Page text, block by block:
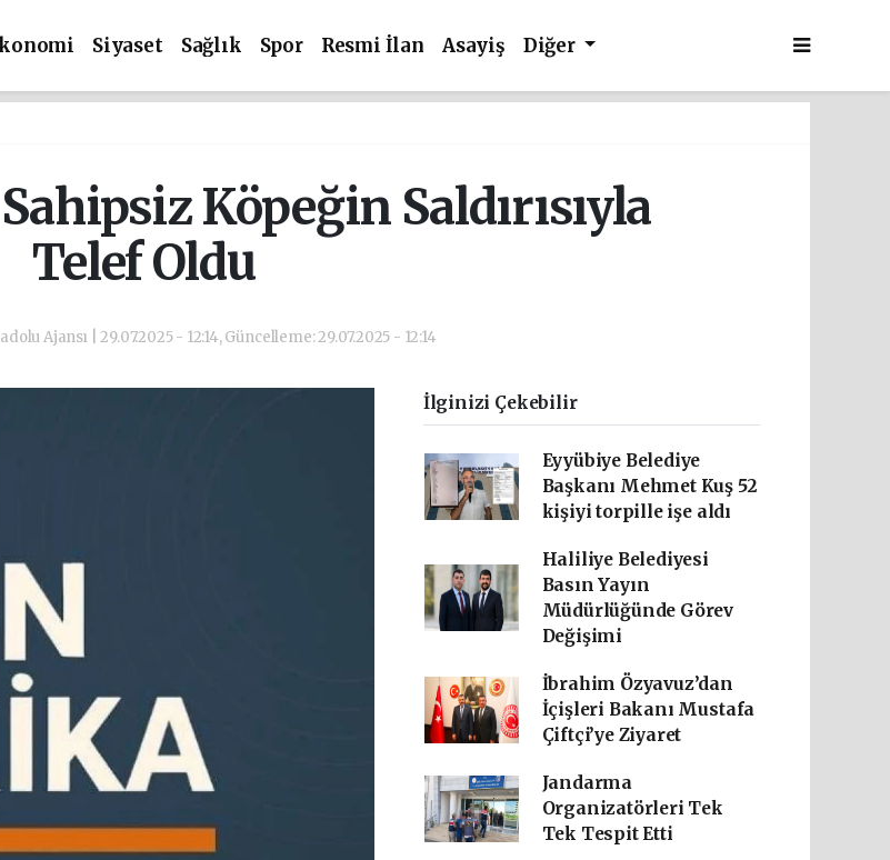
Siyaset Sağlık Spor Resmi İlan Asayiş Diğer
Köpeğin Saldırısıyla
Telef Oldu
Ajansı | 29.07.2025 - 12:14, Güncelleme: 29.07.2025 - 12:14
İlginizi Çekebilir
Eyyübiye Belediye
Başkanı Mehmet Kuş 52
kişiyi torpille işe aldı
Haliliye Belediyesi
Basın Yayın
Müdürlüğünde Görev
Değişimi
İbrahim Özyavuz’dan
İçişleri Bakanı Mustafa
Çiftçi’ye Ziyaret
Jandarma
Organizatörleri Tek
Tek Tespit Etti